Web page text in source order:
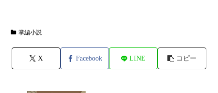
掌編小説
X Facebook LINE コピー